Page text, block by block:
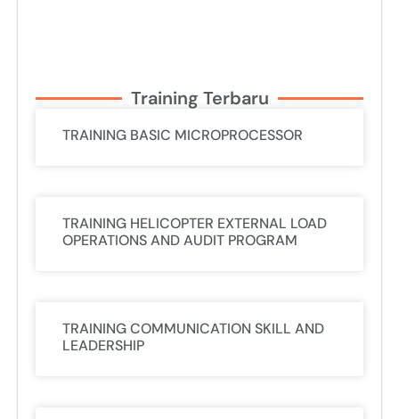
Training Terbaru
TRAINING BASIC MICROPROCESSOR
TRAINING HELICOPTER EXTERNAL LOAD
OPERATIONS AND AUDIT PROGRAM
TRAINING COMMUNICATION SKILL AND
LEADERSHIP